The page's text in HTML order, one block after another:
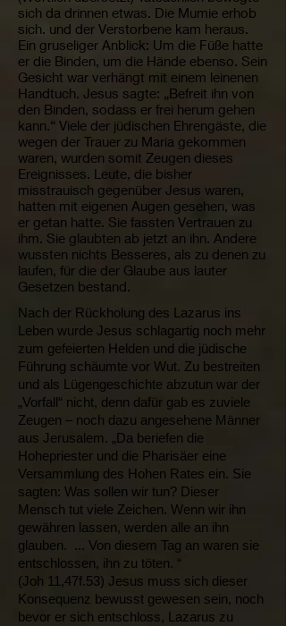
sich da drinnen etwas. Die Mumie erhob
sich. und der Verstorbene kam heraus.
Ein gruseliger Anblick: Um die Füße hatte
er die Binden, um die Hände ebenso. Sein
Gesicht war verhängt mit einem leinenen
Handtuch. Jesus sagte: „Befreit ihn von
den Binden, sodass er frei herum gehen
kann.“ Viele der jüdischen Ehrengäste, die
wegen der Trauer zu Maria gekommen
waren, wurden somit Zeugen dieses
Ereignisses. Leute, die bisher
misstrauisch gegenüber Jesus waren,
hatten mit eigenen Augen gesehen, was
er getan hatte. Sie fassten Vertrauen zu
ihm. Sie glaubten ab jetzt an ihn. Andere
wussten nichts Besseres, als zu denen zu
laufen, für die der Glaube aus lauter
Gesetzen bestand.
Nach der Rückholung des Lazarus ins
Leben wurde Jesus schlagartig noch mehr
zum gefeierten Helden und die jüdische
Führung schäumte vor Wut. Zu bestreiten
und als Lügengeschichte abzutun war der
„Vorfall“ nicht, denn dafür gab es zuviele
Zeugen – noch dazu angesehene Männer
aus Jerusalem. „Da beriefen die
Hohepriester und die Pharisäer eine
Versammlung des Hohen Rates ein. Sie
sagten: Was sollen wir tun? Dieser
Mensch tut viele Zeichen. Wenn wir ihn
gewähren lassen, werden alle an ihn
glauben. ... Von diesem Tag an waren sie
entschlossen, ihn zu töten. “
(Joh 11,47f.53) Jesus muss sich dieser
Konsequenz bewusst gewesen sein, noch
bevor er sich entschloss, Lazarus zu